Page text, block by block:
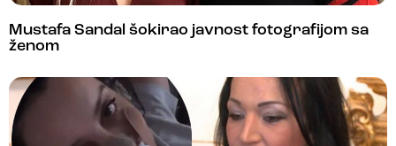
Mustafa Sandal šokirao javnost fotografijom sa
ženom